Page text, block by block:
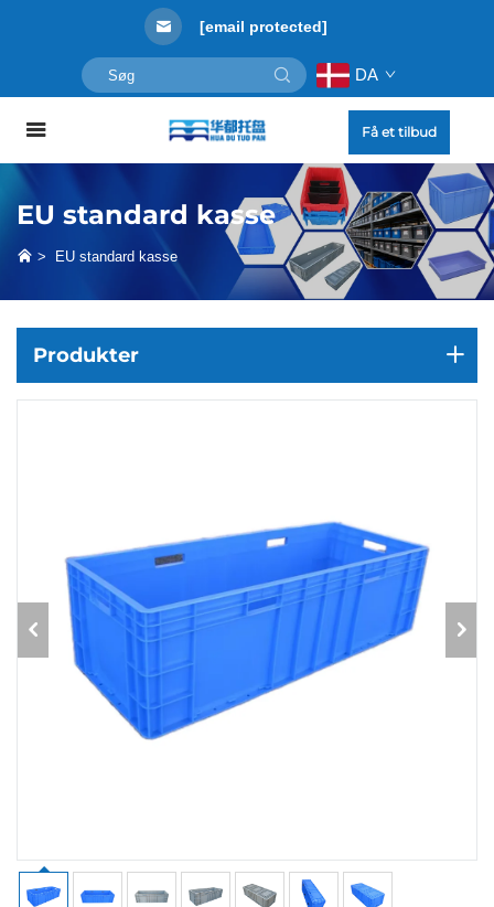
[email protected]
DA
Få et tilbud
EU standard kasse
> EU standard kasse
Produkter